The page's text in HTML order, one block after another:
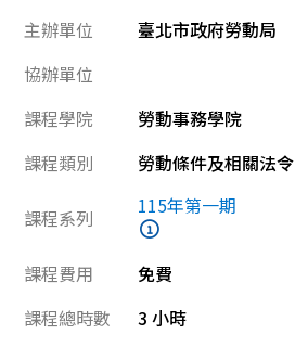
主辦單位
臺北市政府勞動局
協辦單位
課程學院
勞動事務學院
課程類別
勞動條件及相關法令
課程系列 115年第一期
課程費用
免費
課程總時數
3 小時